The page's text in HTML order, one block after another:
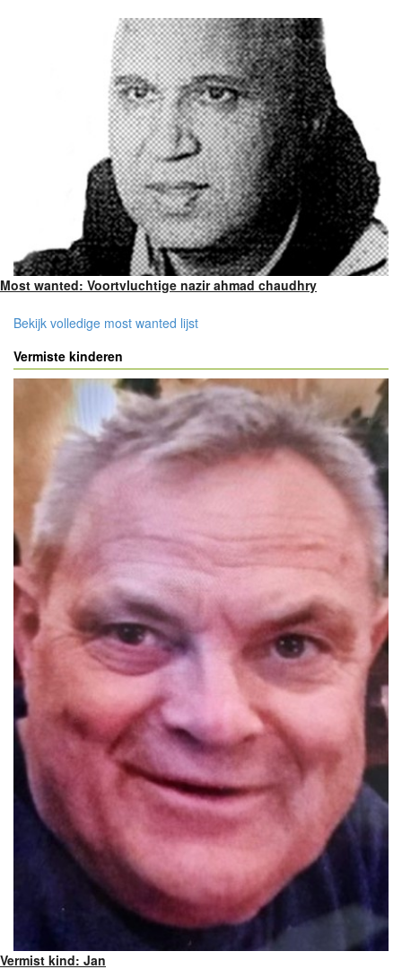
Most wanted: Voortvluchtige nazir ahmad chaudhry
Bekijk volledige most wanted lijst
Vermiste kinderen
Vermist kind: Jan